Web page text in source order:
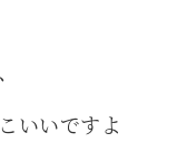
いいですよ